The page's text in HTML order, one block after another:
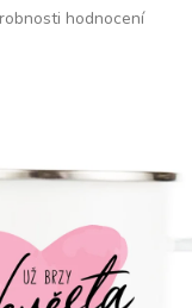
hodnocení